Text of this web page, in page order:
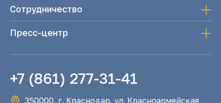
Сотрудничество
Пресс-центр
+7 (861) 277-31-41
350000, г. Краснодар, ул. Красноармейская,